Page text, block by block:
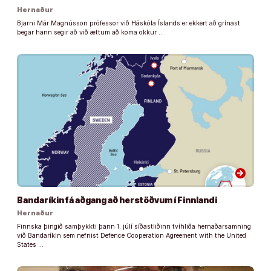
Hernaður
Bjarni Már Magnússon prófessor við Háskóla Íslands er ekkert að grínast
þegar hann segir að við ættum að koma okkur …
arrow_forward
Bandaríkin fá aðgang að herstöðvum í Finnlandi
Hernaður
Finnska þingið samþykkti þann 1. júlí síðastliðinn tvíhliða hernaðarsamning
við Bandaríkin sem nefnist Defence Cooperation Agreement with the United
States …